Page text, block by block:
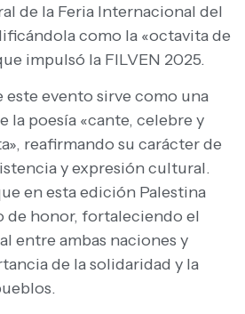
de la Feria Internacional del
como la «octavita de
impulsó la FILVEN 2025.
este evento sirve como una
la poesía «cante, celebre y
reafirmando su carácter de
y expresión cultural.
en esta edición Palestina
de honor, fortaleciendo el
entre ambas naciones y
de la solidaridad y la